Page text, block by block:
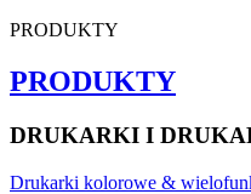
PRODUKTY
PRODUKTY
DRUKARKI I
Drukarki kolorowe &